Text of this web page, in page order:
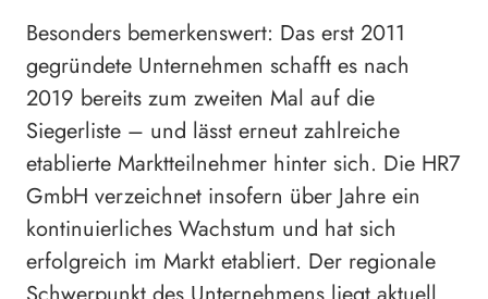
Besonders bemerkenswert: Das erst 2011
gegründete Unternehmen schafft es nach
2019 bereits zum zweiten Mal auf die
Siegerliste – und lässt erneut zahlreiche
etablierte Marktteilnehmer hinter sich. Die HR7
GmbH verzeichnet insofern über Jahre ein
kontinuierliches Wachstum und hat sich
erfolgreich im Markt etabliert. Der regionale